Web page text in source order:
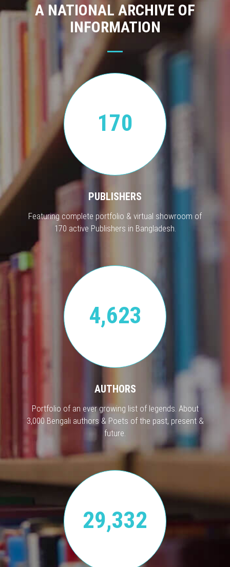
A NATIONAL ARCHIVE OF
INFORMATION
170
PUBLISHERS
Featuring complete portfolio & virtual showroom of
170 active Publishers in Bangladesh.
4,623
AUTHORS
Portfolio of an ever growing list of legends. About
3,000 Bengali authors & Poets of the past, present &
future.
29,332